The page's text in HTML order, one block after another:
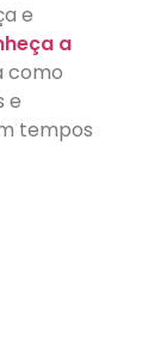
e
a
como
e
tempos